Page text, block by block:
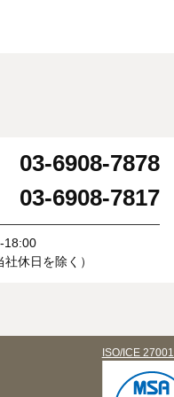
03-6908-7878
03-6908-7817
休日を除く）
ISO/ICE